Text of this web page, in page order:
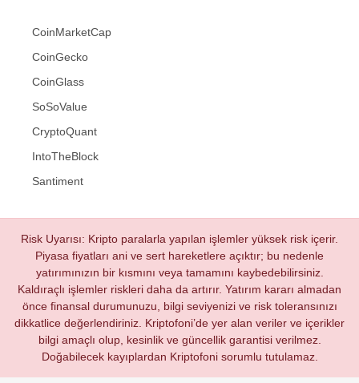
CoinMarketCap
CoinGecko
CoinGlass
SoSoValue
CryptoQuant
IntoTheBlock
Santiment
Risk Uyarısı: Kripto paralarla yapılan işlemler yüksek risk içerir.
Piyasa fiyatları ani ve sert hareketlere açıktır; bu nedenle
yatırımınızın bir kısmını veya tamamını kaybedebilirsiniz.
Kaldıraçlı işlemler riskleri daha da artırır. Yatırım kararı almadan
önce finansal durumunuzu, bilgi seviyenizi ve risk toleransınızı
dikkatlice değerlendiriniz. Kriptofoni’de yer alan veriler ve içerikler
bilgi amaçlı olup, kesinlik ve güncellik garantisi verilmez.
Doğabilecek kayıplardan Kriptofoni sorumlu tutulamaz.